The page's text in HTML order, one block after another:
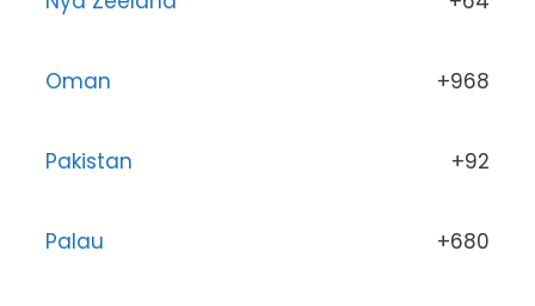
Oman +968
Pakistan +92
Palau +680